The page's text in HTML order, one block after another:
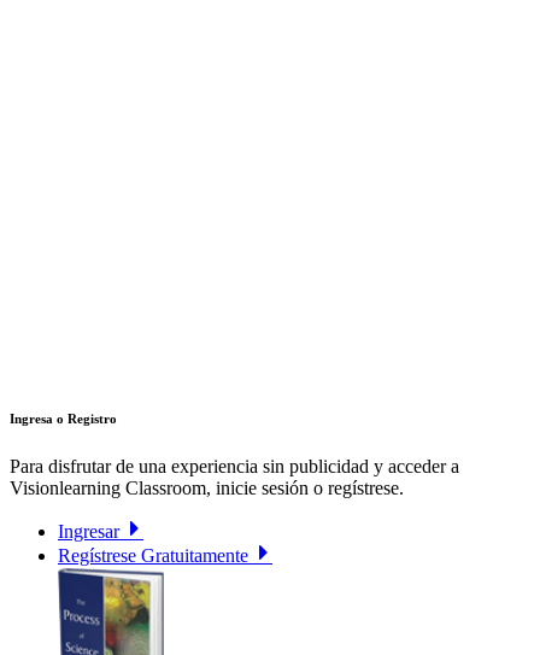
Ingresa o Registro
Para disfrutar de una experiencia sin publicidad y acceder a
Visionlearning Classroom, inicie sesión o regístrese.
Ingresar
Regístrese Gratuitamente